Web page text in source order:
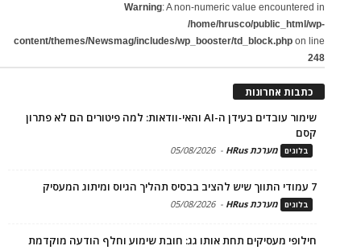
Warning: A non-numeric value encountered in
/home/hrusco/public_html/wp-
content/themes/Newsmag/includes/wp_booster/td_block.php on line
248
כתבות אחרונות
שימור עובדים בעידן ה-AI והאי-וודאות: למה פיטורים הם לא פתרון
קסם
בלוגים מערכת HRus -
05/08/2026
7 עמודי התווך שיש להציב בבסיס תהליך הגיוס ומיתוג המעסיק
בלוגים מערכת HRus -
05/08/2026
חילופי מעסיקים תחת אותו גג: חובת שימוע וחלף הודעה מוקדמת